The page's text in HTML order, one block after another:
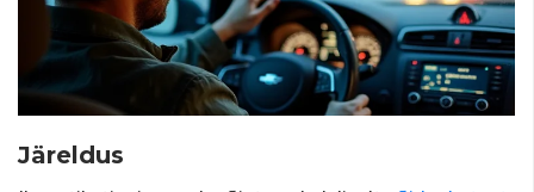
Järeldus